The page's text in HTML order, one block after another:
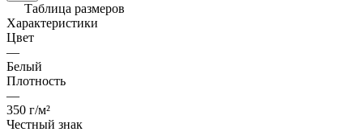
Таблица размеров
Характеристики
Цвет
—
Белый
Плотность
—
350 г/м²
Честный знак